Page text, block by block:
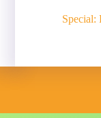
Special: